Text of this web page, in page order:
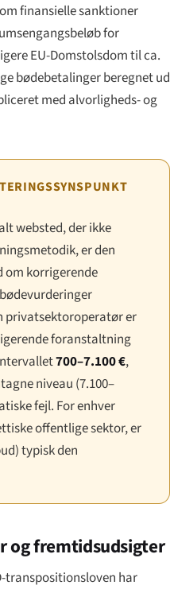
finansielle sanktioner
for
EU-Domstolsdom til ca.
bødebetalinger beregnet ud
med alvorligheds- og
websted, der ikke
er den
om korrigerende
privatsektoroperatør er
foranstaltning
700–7.100 €,
niveau (7.100–
fejl. For enhver
offentlige sektor, er
typisk den
og fremtidsudsigter
transpositionsloven har